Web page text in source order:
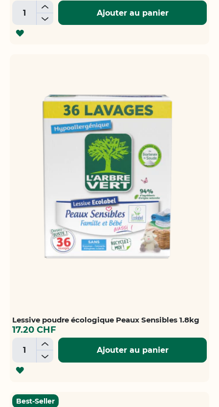
+
-
Ajouter au panier
AJOUTER
Lessive poudre écologique Peaux Sensibles 1.8kg
17.20 CHF
+
-
Ajouter au panier
AJOUTER
LA
Best-Seller